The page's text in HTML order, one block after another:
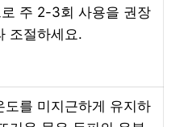
주 2-3회 사용을 권장
조절하세요.
도를 미지근하게 유지하